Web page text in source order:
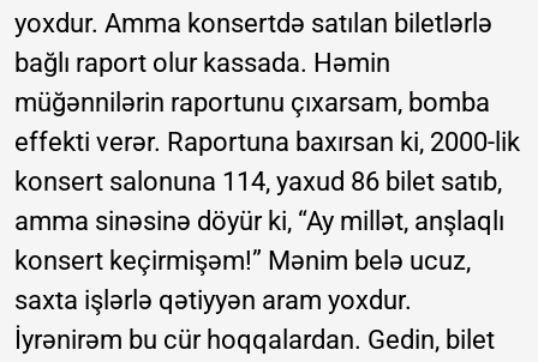
yoxdur. Amma konsertdə satılan biletlərlə
bağlı raport olur kassada. Həmin
müğənnilərin raportunu çıxarsam, bomba
effekti verər. Raportuna baxırsan ki, 2000-lik
konsert salonuna 114, yaxud 86 bilet satıb,
amma sinəsinə döyür ki, “Ay millət, anşlaqlı
konsert keçirmişəm!” Mənim belə ucuz,
saxta işlərlə qətiyyən aram yoxdur.
İyrənirəm bu cür hoqqalardan. Gedin, bilet